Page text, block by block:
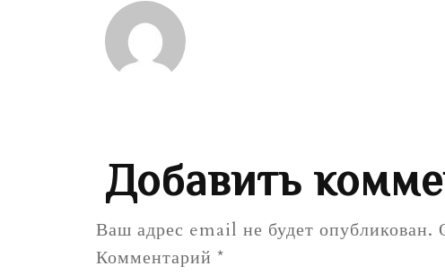
Добавить
Ваш адрес email не будет опубликован.
Комментарий *